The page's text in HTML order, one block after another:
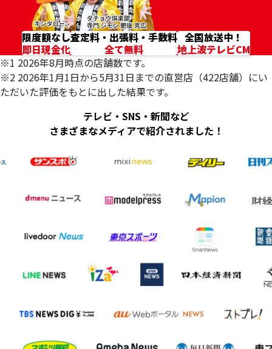
限度額なし
即日現金化
査定料・出張料・手数料
全て無料
全国放送中！
地上波テレビCM
※1 2026年8月時点の店舗数です。
※2 2026年1月1日から5月31日までの直営店（422店舗）にい
ただいた評価をもとに出した結果です。
テレビ・SNS・新聞など
さまざまなメディアで紹介されました！